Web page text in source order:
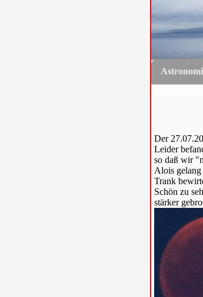
Der
Leider
so daß wir
Alois gelang
Trank
Schön zu
stärker